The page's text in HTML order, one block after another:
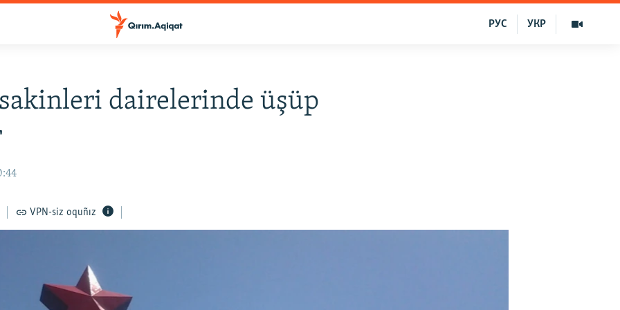
УКР
РУС
dairelerinde üşüp
VPN-siz oquñız